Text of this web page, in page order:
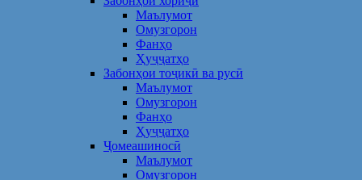
Маълумот
Омузгорон
Фанҳо
Ҳуҷҷатҳо
Забонҳои тоҷикӣ ва русӣ
Маълумот
Омузгорон
Фанҳо
Ҳуҷҷатҳо
Ҷомеашиносӣ
Маълумот
Омузгорон